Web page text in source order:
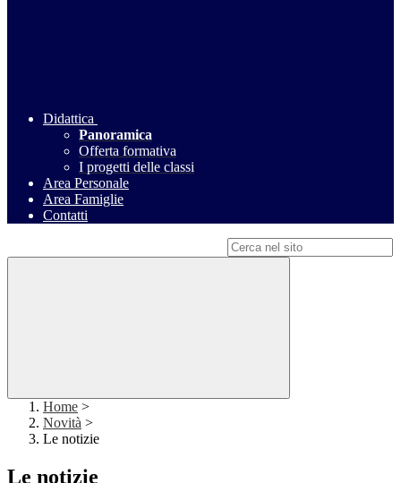
Didattica
Panoramica
Offerta formativa
I progetti delle classi
Area Personale
Area Famiglie
Contatti
Home >
Novità >
Le notizie
Le notizie